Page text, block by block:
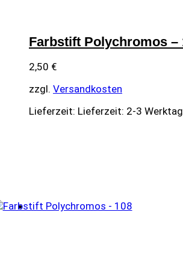
Farbstift Polychromos –
2,50 €
zzgl. Versandkosten
Lieferzeit: Lieferzeit: 2-3